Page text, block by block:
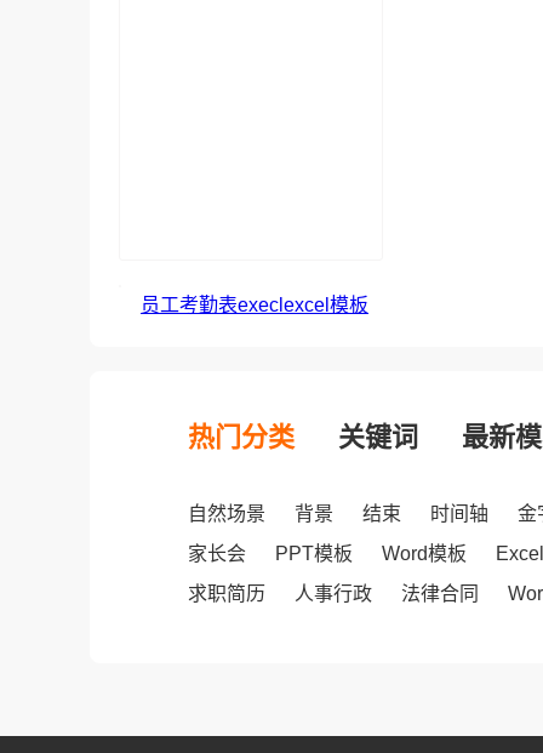
员工考勤表execlexcel模板
热门分类 关键词 最新
自然场景 背景 结束 时间轴
金
家长会
PPT模板 Word模板
求职简历
人事行政 法律合同